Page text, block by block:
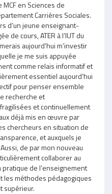
en Sciences de
Carrières Sociales.
d’un jeune enseignant-
de cours, ATER à l’IUT du
aujourd’hui m’investir
je me suis appuyée
comme relais informatif et
essentiel aujourd’hui
pour penser ensemble
recherche et
et continuellement
déjà mis en œuvre par
chercheurs en situation de
et auxquels je
de par mon nouveau
collaborer au
pratique de l’enseignement
les méthodes pédagogiques
supérieur.